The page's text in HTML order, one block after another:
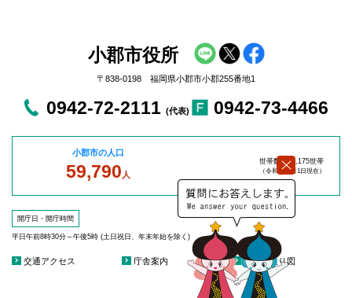
小郡市役所
〒838-0198 福岡県小郡市小郡255番地1
0942-72-2111 (代表) 0942-73-4466
小郡市の人口
59,790 人
世帯数：27,175世帯
（令和8年8月1日現在）
開庁日・開庁時間
平日午前8時30分～午後5時 (土日祝日、年末年始を除く)
交通アクセス 庁舎案内 庁舎見取り図